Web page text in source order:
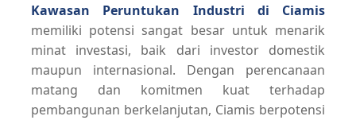
Kawasan Peruntukan Industri di Ciamis
memiliki potensi sangat besar untuk menarik
minat investasi, baik dari investor domestik
maupun internasional. Dengan perencanaan
matang dan komitmen kuat terhadap
pembangunan berkelanjutan, Ciamis berpotensi